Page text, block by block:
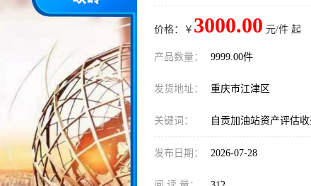
价格：￥ 3000.00 元/件 起
产品数量： 9999.00件
发货地址： 重庆市江津区
关键词： 自贡加油站资产评估
发布日期： 2026-07-28